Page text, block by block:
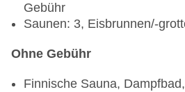
Gebühr
Saunen: 3, Eisbrunnen/-
Ohne Gebühr
Finnische Sauna,